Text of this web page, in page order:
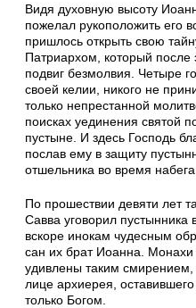
Видя духовную высоту
пожелал рукоположить его
пришлось открыть свою
Патриархом, который после
подвиг безмолвия. Четыре
своей келии, никого не
только непрестанной
поисках уединения святой
пустыне. И здесь Господь
послав ему в защиту
отшельника во время
По прошествии девяти лет
Савва уговорил пустынника
вскоре инокам чудесным
сан их брат Иоанна. Монахи
удивлены таким
лице архиерея,
только Богом.